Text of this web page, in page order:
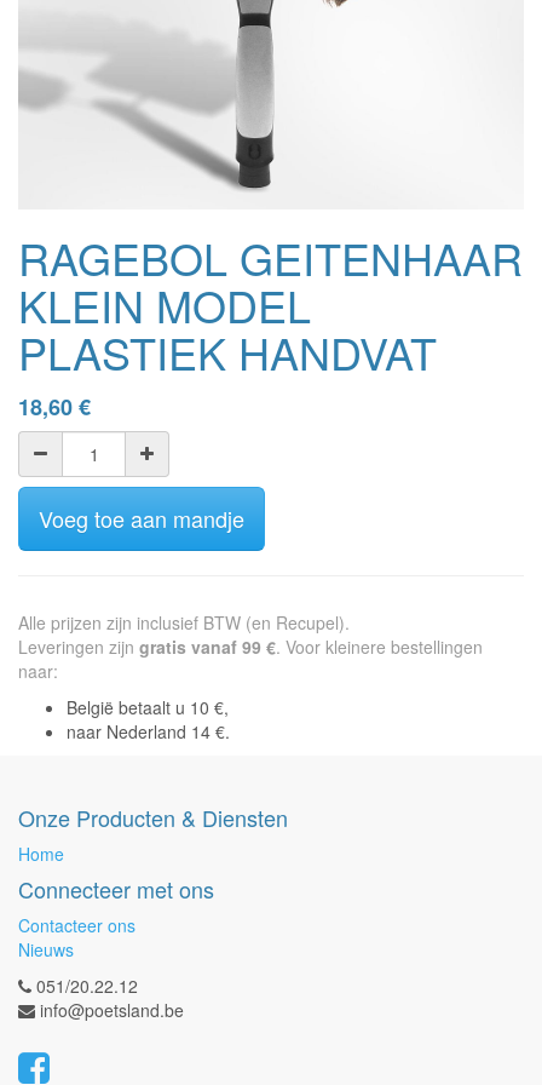
RAGEBOL GEITENHAAR
KLEIN MODEL
PLASTIEK HANDVAT
18,60€
Voeg toe aan mandje
Alle prijzen zijn inclusief BTW (en Recupel).
Leveringen zijn gratis vanaf 99 €. Voor kleinere bestellingen
naar:
België betaalt u 10 €,
naar Nederland 14 €.
Onze Producten & Diensten
Home
Connecteer met ons
Contacteer ons
Nieuws
051/20.22.12
info@poetsland.be